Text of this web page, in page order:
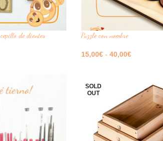
de dientes Puzzle con nombre
15,00€ - 40,00€
SOLD
OUT